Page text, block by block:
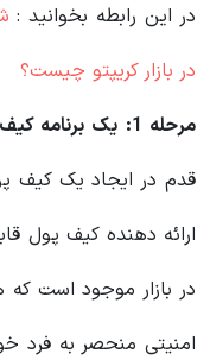
در این رابطه بخوانید‌ :
در بازار کریپتو چیست؟
مرحله 1: یک برنامه کیف پول نرم افزاری را انتخاب کنید.
قدم در ایجاد یک کیف
ارائه دهنده کیف پول
در بازار موجود است
امنیتی منحصر به فرد